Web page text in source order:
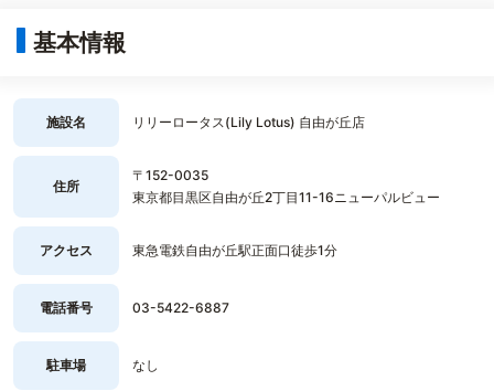
基本情報
施設名 リリーロータス(Lily Lotus) 自由が丘店
住所
〒152-0035
東京都目黒区自由が丘2丁目11-16ニューパルビュー
アクセス 東急電鉄自由が丘駅正面口徒歩1分
電話番号 03-5422-6887
駐車場 なし